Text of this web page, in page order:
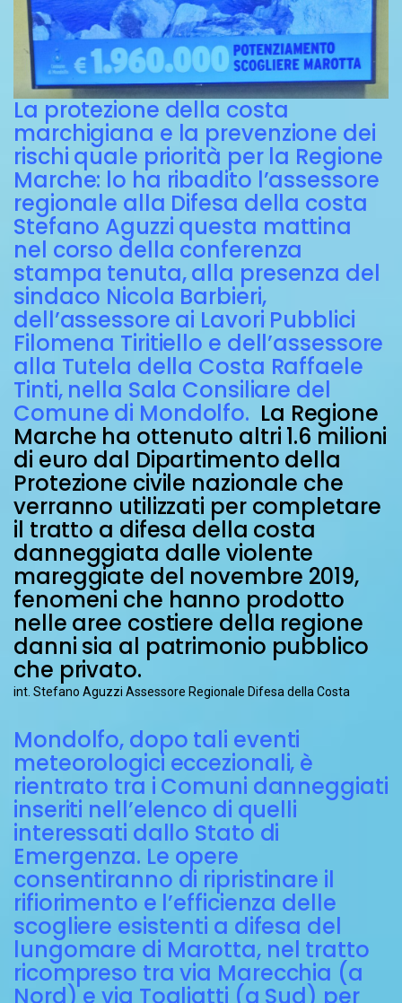
La protezione della costa
marchigiana e la prevenzione dei
rischi quale priorità per la Regione
Marche: lo ha ribadito l’assessore
regionale alla Difesa della costa
Stefano Aguzzi questa mattina
nel corso della conferenza
stampa tenuta, alla presenza del
sindaco Nicola Barbieri,
dell’assessore ai Lavori Pubblici
Filomena Tiritiello e dell’assessore
alla Tutela della Costa Raffaele
Tinti, nella Sala Consiliare del
Comune di Mondolfo. La Regione
Marche ha ottenuto altri 1.6 milioni
di euro dal Dipartimento della
Protezione civile nazionale che
verranno utilizzati per completare
il tratto a difesa della costa
danneggiata dalle violente
mareggiate del novembre 2019,
fenomeni che hanno prodotto
nelle aree costiere della regione
danni sia al patrimonio pubblico
che privato.
int. Stefano Aguzzi Assessore Regionale Difesa della Costa
Mondolfo, dopo tali eventi
meteorologici eccezionali, è
rientrato tra i Comuni danneggiati
inseriti nell’elenco di quelli
interessati dallo Stato di
Emergenza. Le opere
consentiranno di ripristinare il
rifiorimento e l’efficienza delle
scogliere esistenti a difesa del
lungomare di Marotta, nel tratto
ricompreso tra via Marecchia (a
Nord) e via Togliatti (a Sud) per